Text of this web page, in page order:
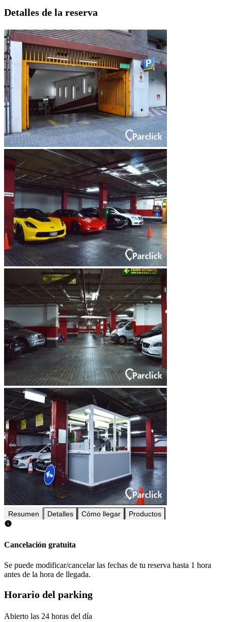
Detalles de la reserva
Resumen Detalles Cómo llegar Productos
Cancelación gratuita
Se puede modificar/cancelar las fechas de tu reserva hasta 1 hora
antes de la hora de llegada.
Horario del parking
Abierto las 24 horas del día